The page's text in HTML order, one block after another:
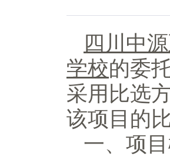
四川中
学校的委
采用比选
该项目的比
一、项目